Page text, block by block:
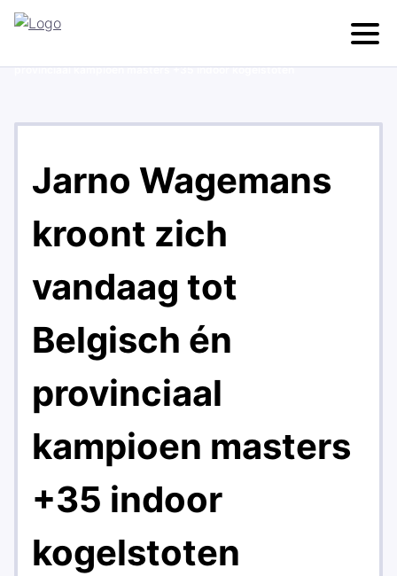
provinciaal kampioen masters +35 indoor kogelstoten
Jarno Wagemans
kroont zich
vandaag tot
Belgisch én
provinciaal
kampioen masters
+35 indoor
kogelstoten